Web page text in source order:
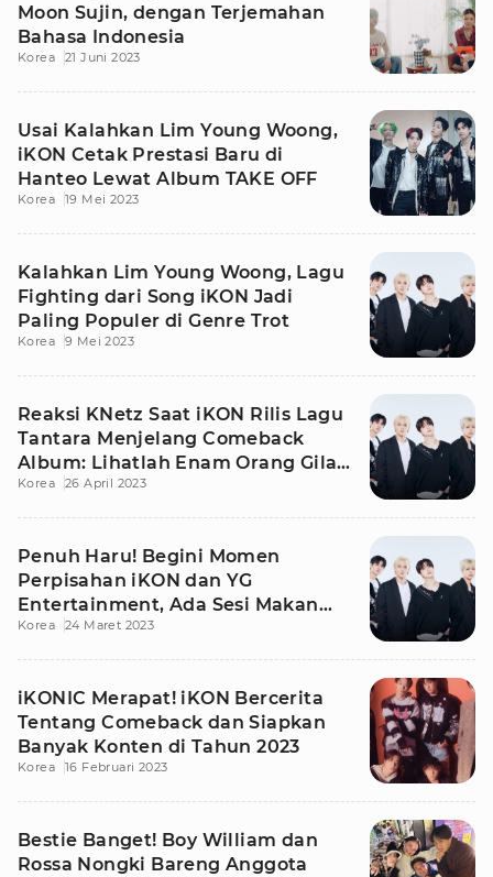
Moon Sujin, dengan Terjemahan
Bahasa Indonesia
Korea 21 Juni 2023
Usai Kalahkan Lim Young Woong,
iKON Cetak Prestasi Baru di
Hanteo Lewat Album TAKE OFF
Korea 19 Mei 2023
Kalahkan Lim Young Woong, Lagu
Fighting dari Song iKON Jadi
Paling Populer di Genre Trot
Korea 9 Mei 2023
Reaksi KNetz Saat iKON Rilis Lagu
Tantara Menjelang Comeback
Album: Lihatlah Enam Orang Gila
Ini...
Korea 26 April 2023
Penuh Haru! Begini Momen
Perpisahan iKON dan YG
Entertainment, Ada Sesi Makan
Malam Bareng Manajer
Korea 24 Maret 2023
iKONIC Merapat! iKON Bercerita
Tentang Comeback dan Siapkan
Banyak Konten di Tahun 2023
Korea 16 Februari 2023
Bestie Banget! Boy William dan
Rossa Nongki Bareng Anggota